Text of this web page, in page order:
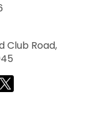
Club Road,